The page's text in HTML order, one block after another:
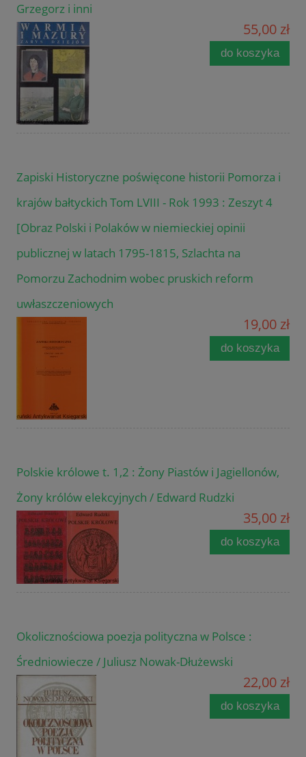
Grzegorz i inni
55,00 zł
do koszyka
Zapiski Historyczne poświęcone historii Pomorza i
krajów bałtyckich Tom LVIII - Rok 1993 : Zeszyt 4
[Obraz Polski i Polaków w niemieckiej opinii
publicznej w latach 1795-1815, Szlachta na
Pomorzu Zachodnim wobec pruskich reform
uwłaszczeniowych
19,00 zł
do koszyka
Polskie królowe t. 1,2 : Żony Piastów i Jagiellonów,
Żony królów elekcyjnych / Edward Rudzki
35,00 zł
do koszyka
Okolicznościowa poezja polityczna w Polsce :
Średniowiecze / Juliusz Nowak-Dłużewski
22,00 zł
do koszyka